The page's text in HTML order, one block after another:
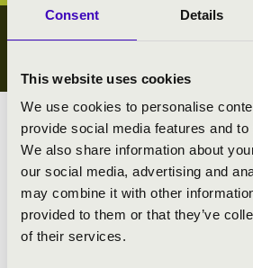
Consent Details
This website uses cookies
We use cookies to personalise
provide social media features and
We also share information about
our social media, advertising and
may combine it with other
provided to them or that they’ve
of their services.
IFJÚSÁGI KONCERTEK
#zeneóra ifjúsági kiajánló I.